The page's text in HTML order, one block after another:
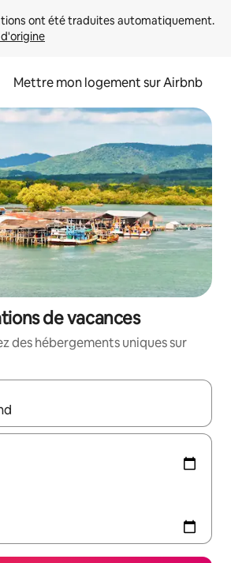
Mettre mon logement sur Airbnb
de vacances
des hébergements uniques sur
s'affichent, utilisez les flèches vers le